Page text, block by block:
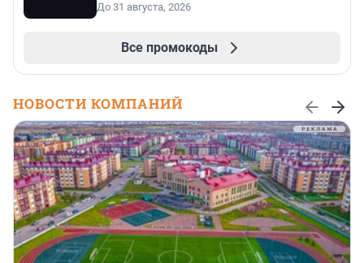
До 31 августа, 2026
Все промокоды
НОВОСТИ КОМПАНИЙ